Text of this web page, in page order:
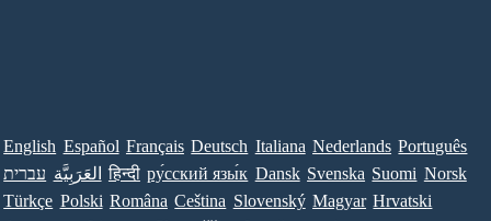
English Español Français Deutsch Italiana Nederlands Português
עברית العَرَبِيَّة हिन्दी ру́сский язы́к Dansk Svenska Suomi Norsk
Türkçe Polski Româna Ceština Slovenský Magyar Hrvatski